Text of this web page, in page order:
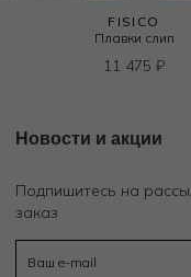
FISICO
Плавки слип
11 475 ₽
Новости и акции
Подпишитесь на
заказ